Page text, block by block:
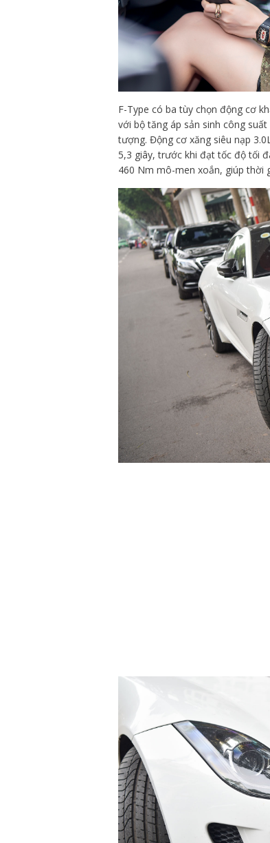
F-Type có ba tùy chọn động cơ
với bộ tăng áp sản sinh công
tượng. Động cơ xăng siêu nạp
5,3 giây, trước khi đạt tốc độ tối
460 Nm mô-men xoắn, giúp thời